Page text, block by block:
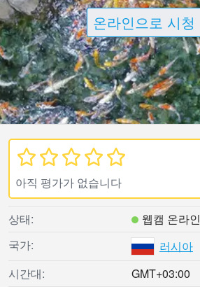
온라인으로 시청
아직 평가가 없습니다
상태:
웹캠 온라인
국가:
러시아
시간대:
GMT+03:00